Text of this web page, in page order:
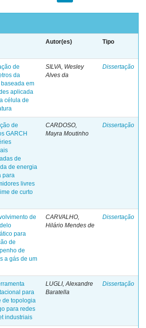
Autor(es) Tipo
de
da
em
aplicada
célula de
SILVA, Wesley
Alves da
Dissertação
de
GARCH
de
de energia
para
livres
de curto
CARDOSO,
Mayra Moutinho
Dissertação
de
para
de
de
a gás de um
CARVALHO,
Hilário Mendes de
Dissertação
para
de topologia
para redes
industriais
LUGLI, Alexandre
Baratella
Dissertação